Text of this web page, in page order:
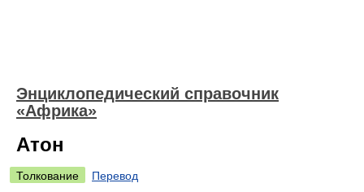
Энциклопедический справочник
«Африка»
Атон
Толкование
Перевод